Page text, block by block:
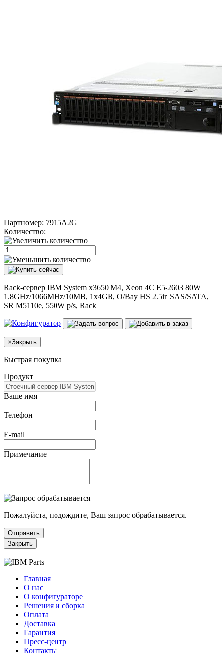
Партномер: 7915A2G
Количество:
Rack-сервер IBM System x3650 M4, Xeon 4C E5-2603 80W
1.8GHz/1066MHz/10MB, 1x4GB, O/Bay HS 2.5in SAS/SATA,
SR M5110e, 550W p/s, Rack
×Закрыть
Быстрая покупка
Продукт
Ваше имя
Телефон
E-mail
Примечание
Пожалуйста, подождите, Ваш запрос обрабатывается.
Отправить
Закрыть
Главная
О нас
О конфигураторе
Решения и сборка
Оплата
Доставка
Гарантия
Пресс-центр
Контакты